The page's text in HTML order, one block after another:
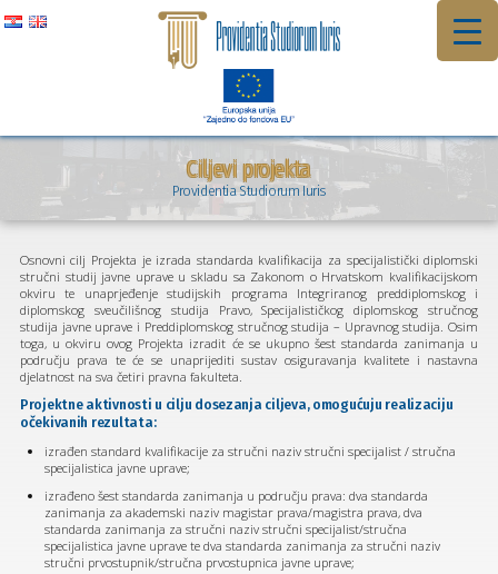
Preskoči
Ciljevi projekta
Providentia Studiorum Iuris
Osnovni cilj Projekta je izrada standarda kvalifikacija za specijalistički diplomski
stručni studij javne uprave u skladu sa Zakonom o Hrvatskom kvalifikacijskom
okviru te unaprjeđenje studijskih programa Integriranog preddiplomskog i
diplomskog sveučilišnog studija Pravo, Specijalističkog diplomskog stručnog
studija javne uprave i Preddiplomskog stručnog studija – Upravnog studija. Osim
toga, u okviru ovog Projekta izradit će se ukupno šest standarda zanimanja u
području prava te će se unaprijediti sustav osiguravanja kvalitete i nastavna
djelatnost na sva četiri pravna fakulteta.
Projektne aktivnosti u cilju dosezanja ciljeva, omogućuju realizaciju
očekivanih rezultata:
izrađen standard kvalifikacije za stručni naziv stručni specijalist / stručna
specijalistica javne uprave;
izrađeno šest standarda zanimanja u području prava: dva standarda
zanimanja za akademski naziv magistar prava/magistra prava, dva
standarda zanimanja za stručni naziv stručni specijalist/stručna
specijalistica javne uprave te dva standarda zanimanja za stručni naziv
stručni prvostupnik/stručna prvostupnica javne uprave;